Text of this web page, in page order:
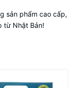
sản phẩm cao cấp,
từ Nhật Bản!